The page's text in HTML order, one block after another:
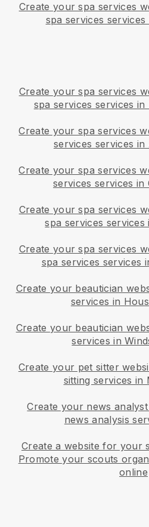
Create your spa services
spa services
Create your spa services
spa services services
Create your spa services
services services
Create your spa services
services services in
Create your spa services
spa services services
Create your spa services
spa services services
Create your beautician
services in
Create your beautician
services in
Create your pet sitter
sitting services in
Create your news
news analysis
Create a website for your
Promote your scouts
online